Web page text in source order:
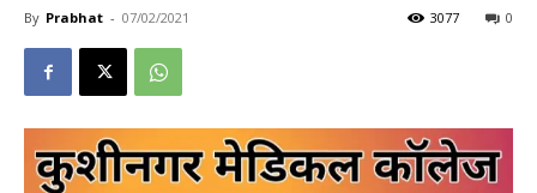
By Prabhat - 07/02/2021 0
3077